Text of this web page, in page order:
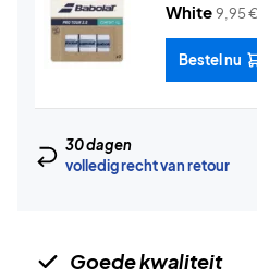
White9,95
Bestel nu
30 dagen
volledig recht van retour
Goede kwaliteit